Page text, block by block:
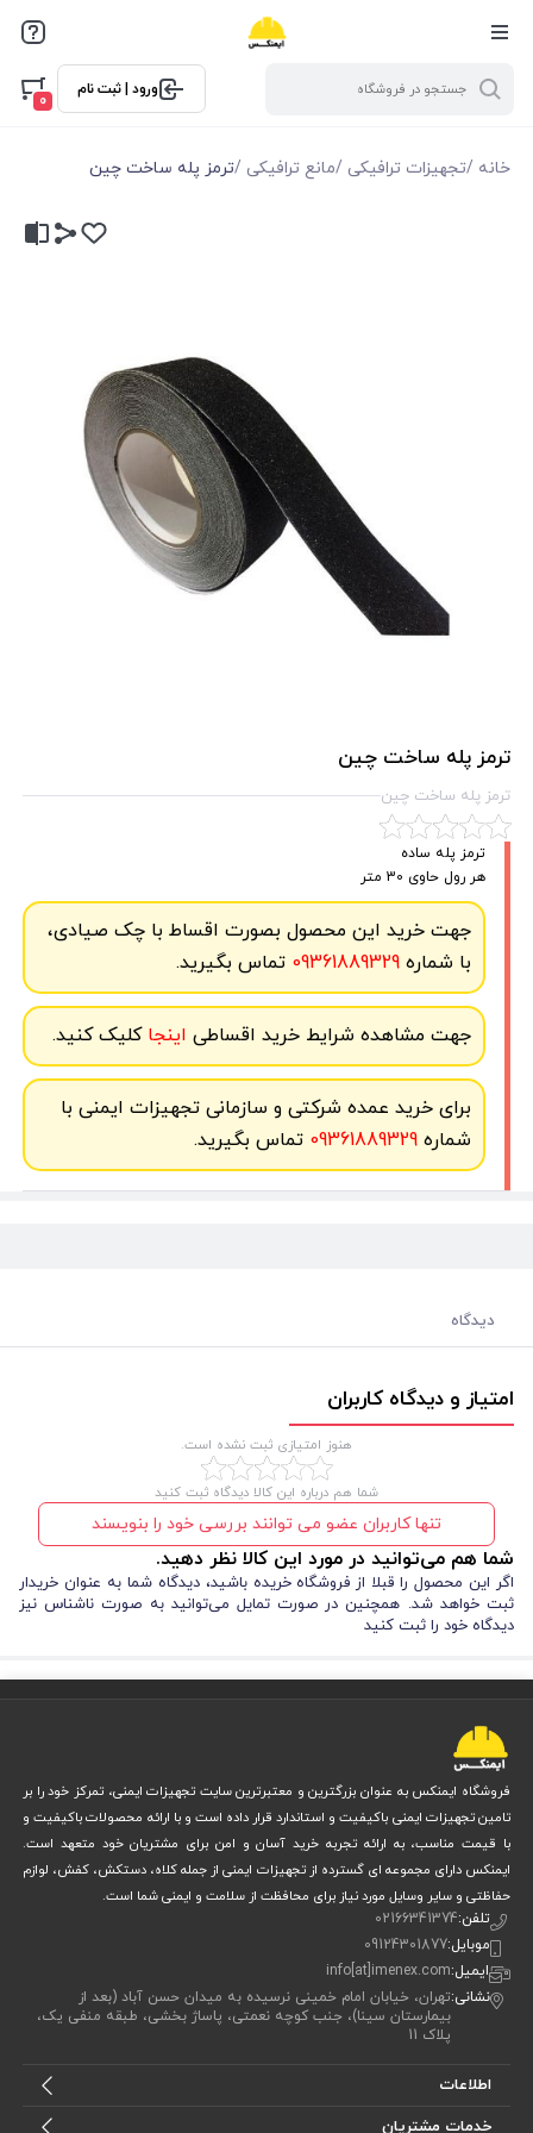
ورود | ثبت نام
0
خانه /تجهیزات ترافیکی /مانع ترافیکی /ترمز پله ساخت چین
ترمز پله ساخت چین
ترمز پله ساخت چین
ترمز پله ساده
هر رول حاوی 30 متر
جهت خرید این محصول بصورت اقساط با چک صیادی،
با شماره09361889329 تماس بگیرید.
جهت مشاهده شرایط خرید اقساطی اینجاکلیک کنید.
برای خرید عمده شرکتی و سازمانی تجهیزات ایمنی با
شماره09361889329 تماس بگیرید.
دیدگاه
امتیاز و دیدگاه کاربران
هنوز امتیازی ثبت نشده است.
شما هم درباره این کالا دیدگاه ثبت کنید
تنها کاربران عضو می توانند بررسی خود را بنویسند
شما هم می‌توانید در مورد این کالا نظر دهید.
اگر این محصول را قبلا از فروشگاه خریده باشید، دیدگاه شما به عنوان خریدار
ثبت خواهد شد. همچنین در صورت تمایل می‌توانید به صورت ناشناس نیز
دیدگاه خود را ثبت کنید
فروشگاه ایمنکس به عنوان بزرگترین و معتبرترین سایت تجهیزات ایمنی، تمرکز خود را بر
تامین تجهیزات ایمنی باکیفیت و استاندارد قرار داده است و با ارائه محصولات باکیفیت و
با قیمت مناسب، به ارائه تجربه خرید آسان و امن برای مشتریان خود متعهد است.
ایمنکس دارای مجموعه ای گسترده از تجهیزات ایمنی از جمله کلاه، دستکش، کفش، لوازم
حفاظتی و سایر وسایل مورد نیاز برای محافظت از سلامت و ایمنی شما است.
تلفن:02166341374
موبایل:09124301877
ایمیل:info[at]imenex.com
نشانی:تهران، خیابان امام خمینی نرسیده به میدان حسن آباد (بعد از
بیمارستان سینا)، جنب کوچه نعمتی، پاساژ بخشی، طبقه منفی یک،
پلاک 11
اطلاعات
خدمات مشتریان